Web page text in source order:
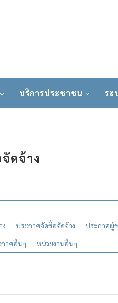
บริการประชาชน ระ
ดจ้าง
ง ประกาศจัดซื้อจัดจ้าง
ประกาศผู้
กาศอื่นๆ หน่วยงานอื่นๆ